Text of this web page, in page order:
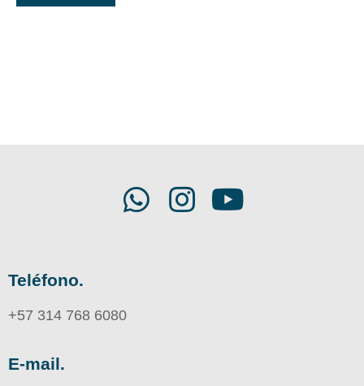
Teléfono.
+57 314 768 6080
E-mail.